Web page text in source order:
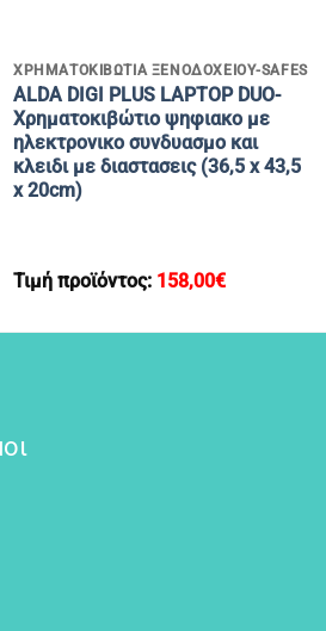
ΧΡΗΜΑΤΟΚΙΒΏΤΙΑ ΞΕΝΟΔΟΧΕΊΟΥ-SAFES
ALDA DIGI PLUS LAPTOP DUO-
Χρηματοκιβώτιο ψηφιακο με
ηλεκτρονικο συνδυασμο και
κλειδι με διαστασεις (36,5 x 43,5
x 20cm)
Τιμή προϊόντος: 158,00€